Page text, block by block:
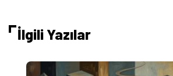
İlgili Yazılar